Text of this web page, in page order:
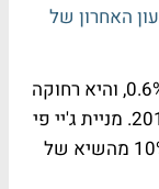
האחרון של
מניית סיטי בנק מגיבה הערב בירידות של 0.6%, והיא רחוקה
בקרוב ל-22% מהשיא שקבעה בתחילת 2018. מניית ג'יי פי
מורגן משילה הערב 0.9%, והיא רחוקה ב-10% מהשיא של